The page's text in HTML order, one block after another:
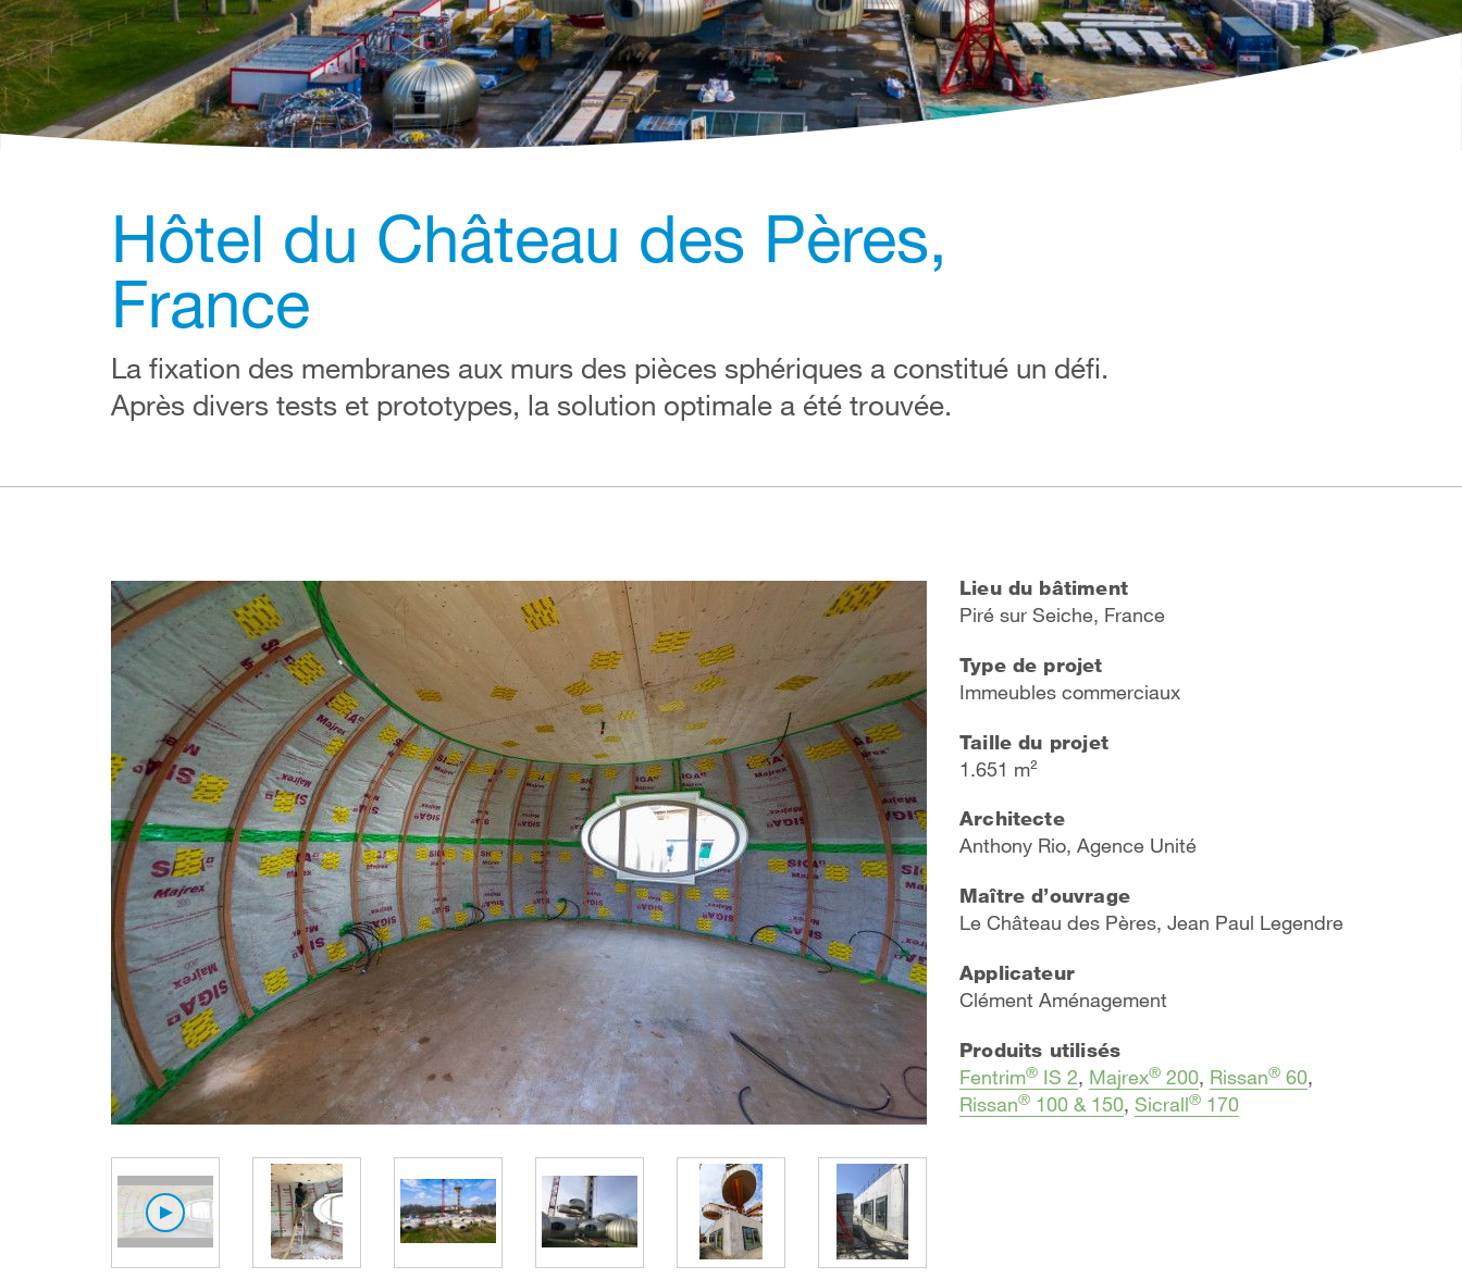
Hôtel du Château des Pères,
France
La fixation des membranes aux murs des pièces sphériques a constitué un défi.
Après divers tests et prototypes, la solution optimale a été trouvée.
Lieu du bâtiment
Piré sur Seiche, France
Type de projet
Immeubles commerciaux
Taille du projet
1.651 m²
Architecte
Anthony Rio, Agence Unité
Maître d’ouvrage
Le Château des Pères, Jean Paul Legendre
Applicateur
Clément Aménagement
Produits utilisés
Fentrim® IS 2, Majrex® 200, Rissan® 60,
Rissan® 100 & 150, Sicrall® 170